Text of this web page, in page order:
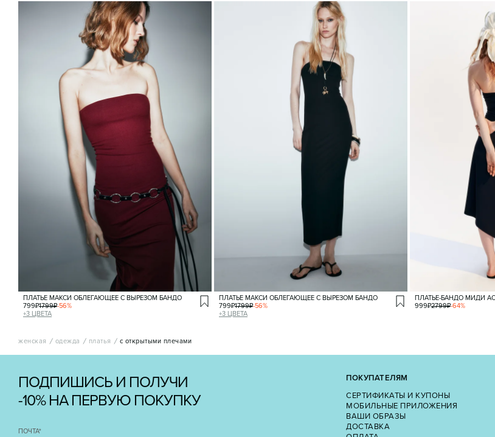
ПЛАТЬЕ МАКСИ ОБЛЕГАЮЩЕЕ С ВЫРЕЗОМ БАНДО
799₽1799₽-56%
+3 ЦВЕТА
ПЛАТЬЕ МАКСИ ОБЛЕГАЮЩЕЕ С ВЫРЕЗОМ БАНДО
799₽1799₽-56%
+3 ЦВЕТА
ПЛАТЬЕ-БАНДО МИДИ
999₽2799₽-64%
женская одежда платья с открытыми плечами
ПОДПИШИСЬ И ПОЛУЧИ
-10% НА ПЕРВУЮ ПОКУПКУ
ПОЧТА*
ПОКУПАТЕЛЯМ
СЕРТИФИКАТЫ И КУПОНЫ
МОБИЛЬНЫЕ ПРИЛОЖЕНИЯ
ВАШИ ОБРАЗЫ
ДОСТАВКА